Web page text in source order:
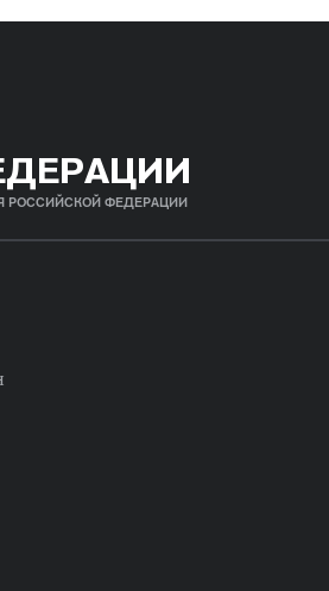
РОССИЙСКОЙ ФЕДЕРАЦИИ